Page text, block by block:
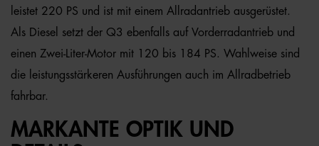
leistet 220 PS und ist mit einem Allradantrieb ausgerüstet.
Als Diesel setzt der Q3 ebenfalls auf Vorderradantrieb und
einen Zwei-Liter-Motor mit 120 bis 184 PS. Wahlweise sind
die leistungsstärkeren Ausführungen auch im Allradbetrieb
fahrbar.
MARKANTE OPTIK UND